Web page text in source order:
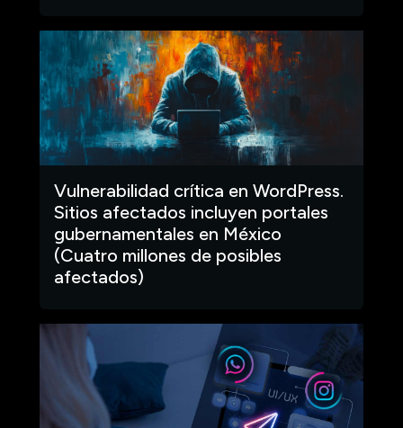
Vulnerabilidad crítica en WordPress.
Sitios afectados incluyen portales
gubernamentales en México
(Cuatro millones de posibles
afectados)